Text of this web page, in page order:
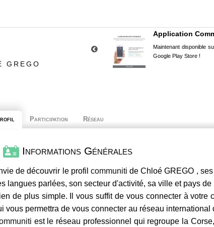
GREGO
Application
Maintenant disponible
Google Play Store !
Participation Réseau
Informations Générales
de découvrir le profil communiti de Chloé GREGO ,
langues parlées, son secteur d'activité, sa ville et pays
de plus simple. Il vous suffit de vous connecter à votre
vous permettra de vous connecter au réseau international
est le réseau professionnel qui regroupe la